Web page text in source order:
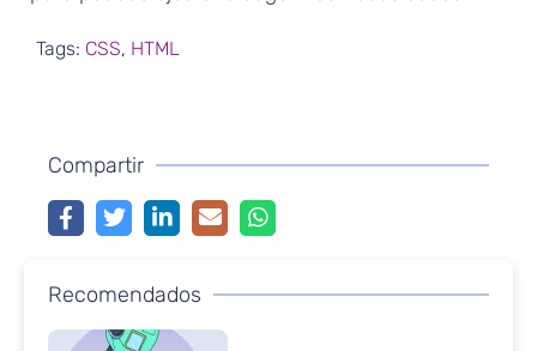
Tags: CSS, HTML
Compartir
Recomendados